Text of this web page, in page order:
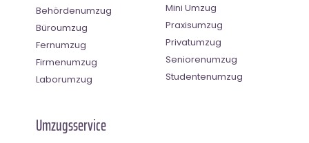
Behördenumzug
Büroumzug
Fernumzug
Firmenumzug
Laborumzug
Mini Umzug
Praxisumzug
Privatumzug
Seniorenumzug
Studentenumzug
Umzugsservice